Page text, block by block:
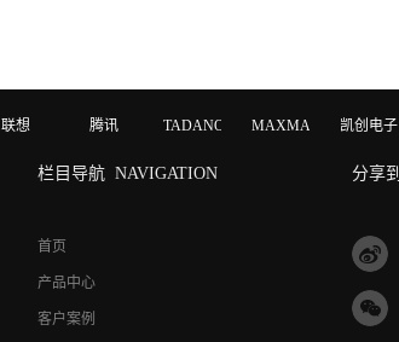
联想 腾讯 TADANO MAXMAGIC 凯创电子
栏目导航 NAVIGATION
首页
产品中心
客户案例
分享到